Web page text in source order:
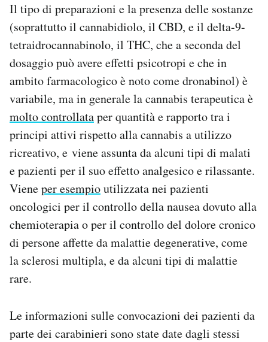
Il tipo di preparazioni e la presenza delle sostanze
(soprattutto il cannabidiolo, il CBD, e il delta-9-
tetraidrocannabinolo, il THC, che a seconda del
dosaggio può avere effetti psicotropi e che in
ambito farmacologico è noto come dronabinol) è
variabile, ma in generale la cannabis terapeutica è
molto controllataper quantità e rapporto tra i
principi attivi rispetto alla cannabis a utilizzo
ricreativo, e viene assunta da alcuni tipi di malati
e pazienti per il suo effetto analgesico e rilassante.
Vieneper esempioutilizzata nei pazienti
oncologici per il controllo della nausea dovuto alla
chemioterapia o per il controllo del dolore cronico
di persone affette da malattie degenerative, come
la sclerosi multipla, e da alcuni tipi di malattie
rare.
Le informazioni sulle convocazioni dei pazienti da
parte dei carabinieri sono state date dagli stessi